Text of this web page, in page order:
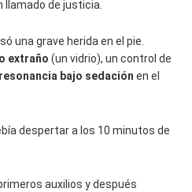
llamado de justicia.
una grave herida en el pie.
extraño (un vidrio), un control de
resonancia bajo sedación en el
despertar a los 10 minutos de
auxilios y después